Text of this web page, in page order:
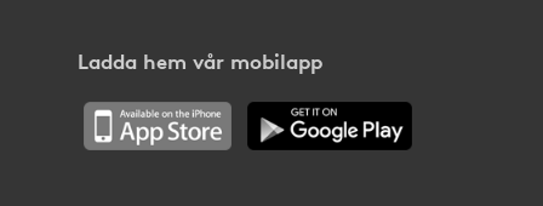
Ladda hem vår mobilapp